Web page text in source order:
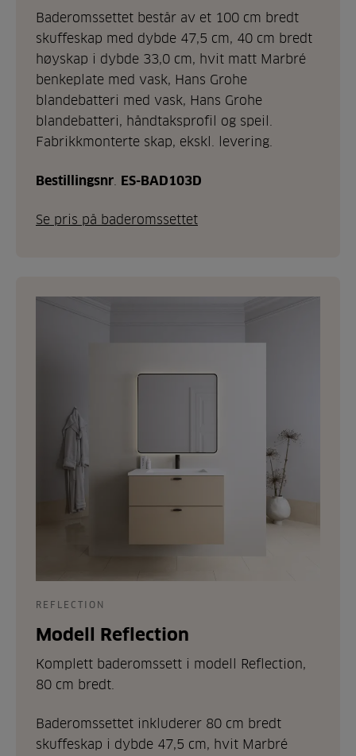
Baderomssettet består av et 100 cm bredt
skuffeskap med dybde 47,5 cm, 40 cm bredt
høyskap i dybde 33,0 cm, hvit matt Marbré
benkeplate med vask, Hans Grohe
blandebatteri med vask, Hans Grohe
blandebatteri, håndtaksprofil og speil.
Fabrikkmonterte skap, ekskl. levering.
Bestillingsnr ES-BAD103D
Se pris på baderomssettet
REFLECTION
Modell Reflection
Komplett baderomssett i modell Reflection,
80 cm bredt.
Baderomssettet inkluderer 80 cm bredt
skuffeskap i dybde 47,5 cm, hvit Marbré